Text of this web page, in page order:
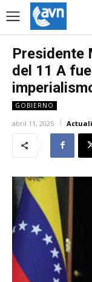
Presidente
del 11 A
GOBIERNO
abril 11, 2025